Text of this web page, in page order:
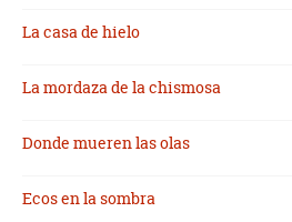
La casa de hielo
La mordaza de la chismosa
Donde mueren las olas
Ecos en la sombra